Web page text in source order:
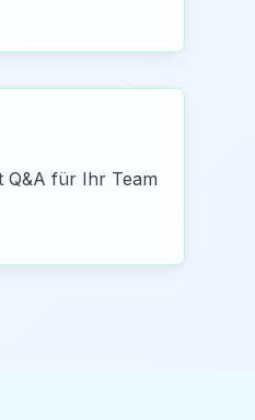
Q&A für Ihr Team